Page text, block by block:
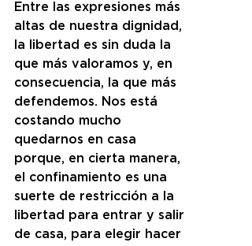
Entre las expresiones más
altas de nuestra dignidad,
la libertad es sin duda la
que más valoramos y, en
consecuencia, la que más
defendemos. Nos está
costando mucho
quedarnos en casa
porque, en cierta manera,
el confinamiento es una
suerte de restricción a la
libertad para entrar y salir
de casa, para elegir hacer